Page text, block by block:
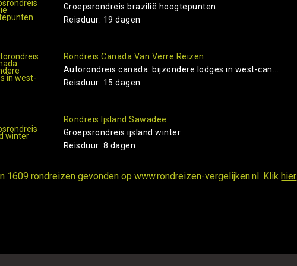
Groepsrondreis brazilië hoogtepunten
Reisduur: 19 dagen
Rondreis Canada Van Verre Reizen
Autorondreis canada: bijzondere lodges in west-can...
Reisduur: 15 dagen
Rondreis Ijsland Sawadee
Groepsrondreis ijsland winter
Reisduur: 8 dagen
1609 rondreizen gevonden op www.rondreizen-vergelijken.nl. Klikhier